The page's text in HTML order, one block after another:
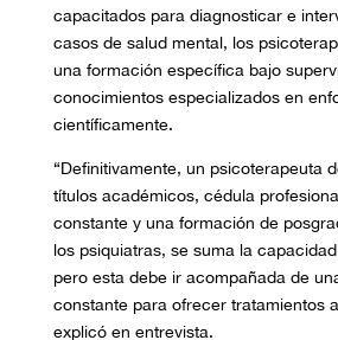
capacitados para diagnosticar e
casos de salud mental, los
una formación específica bajo
conocimientos especializados en
científicamente.
“Definitivamente, un psicoterapeuta
títulos académicos, cédula
constante y una formación de
los psiquiatras, se suma la
pero esta debe ir acompañada de
constante para ofrecer tratamientos
explicó en entrevista.